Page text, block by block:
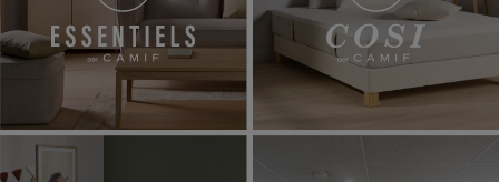
Essentiels par Camif COSI par